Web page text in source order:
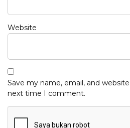
Website
Save my name, email, and
next time I comment.